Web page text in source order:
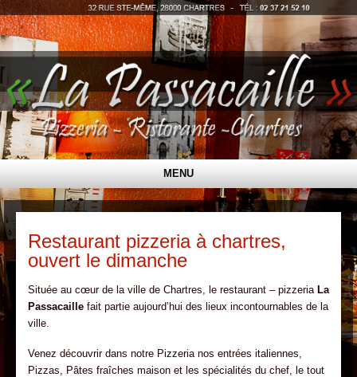
MENU
ALLER AU CONTENU PRINCIPAL
Restaurant pizzeria à chartres,
ouvert le dimanche
Située au cœur de la ville de Chartres, le restaurant – pizzeria La
Passacaille fait partie aujourd’hui des lieux incontournables de la
ville.
Venez découvrir dans notre Pizzeria nos entrées italiennes,
Pizzas, Pâtes fraîches maison et les spécialités du chef, le tout